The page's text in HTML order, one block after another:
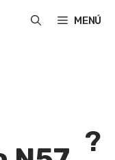
MENÚ
?